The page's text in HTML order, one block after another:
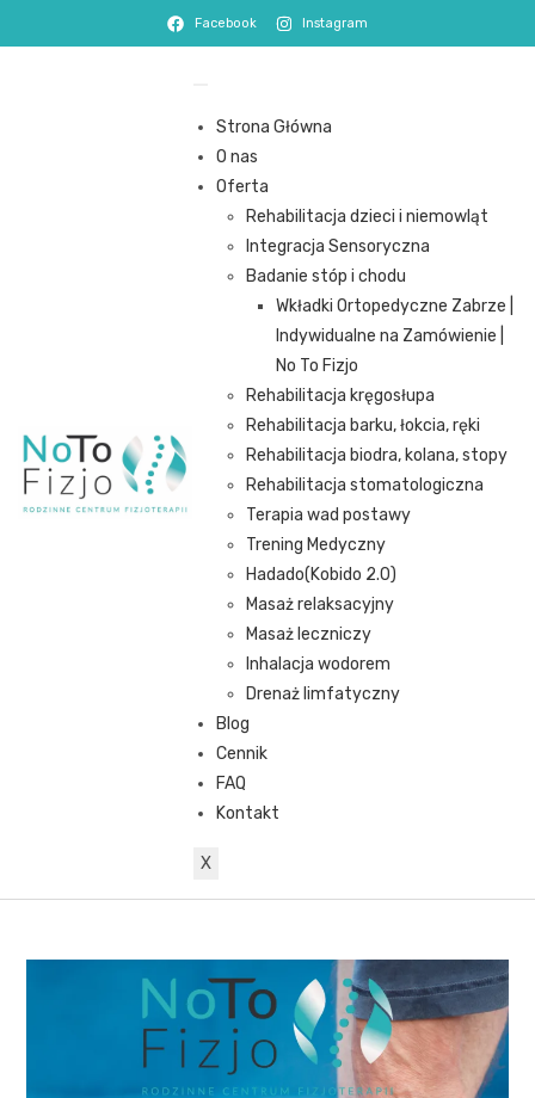
Facebook Instagram
Strona Główna
O nas
Oferta
Rehabilitacja dzieci i niemowląt
Integracja Sensoryczna
Badanie stóp i chodu
Wkładki Ortopedyczne Zabrze |
Indywidualne na Zamówienie |
No To Fizjo
Rehabilitacja kręgosłupa
Rehabilitacja barku, łokcia, ręki
Rehabilitacja biodra, kolana, stopy
Rehabilitacja stomatologiczna
Terapia wad postawy
Trening Medyczny
Hadado(Kobido 2.0)
Masaż relaksacyjny
Masaż leczniczy
Inhalacja wodorem
Drenaż limfatyczny
Blog
Cennik
FAQ
Kontakt
X